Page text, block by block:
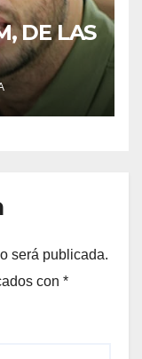
DE LAS
será publicada.
con *